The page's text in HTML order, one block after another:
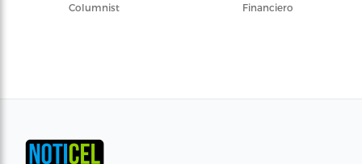
Columnist
Financiero